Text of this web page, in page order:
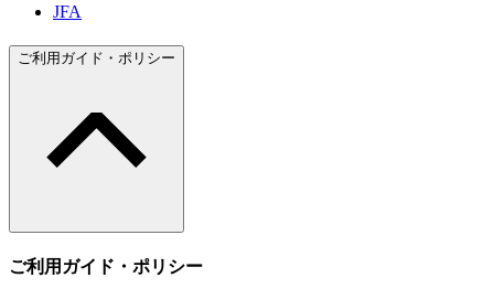
JFA
ご利用ガイド・ポリシー
ご利用ガイド・ポリシー